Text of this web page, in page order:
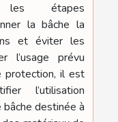
les étapes
la bâche la
et éviter les
l’usage prévu
protection, il est
l’utilisation
destinée à